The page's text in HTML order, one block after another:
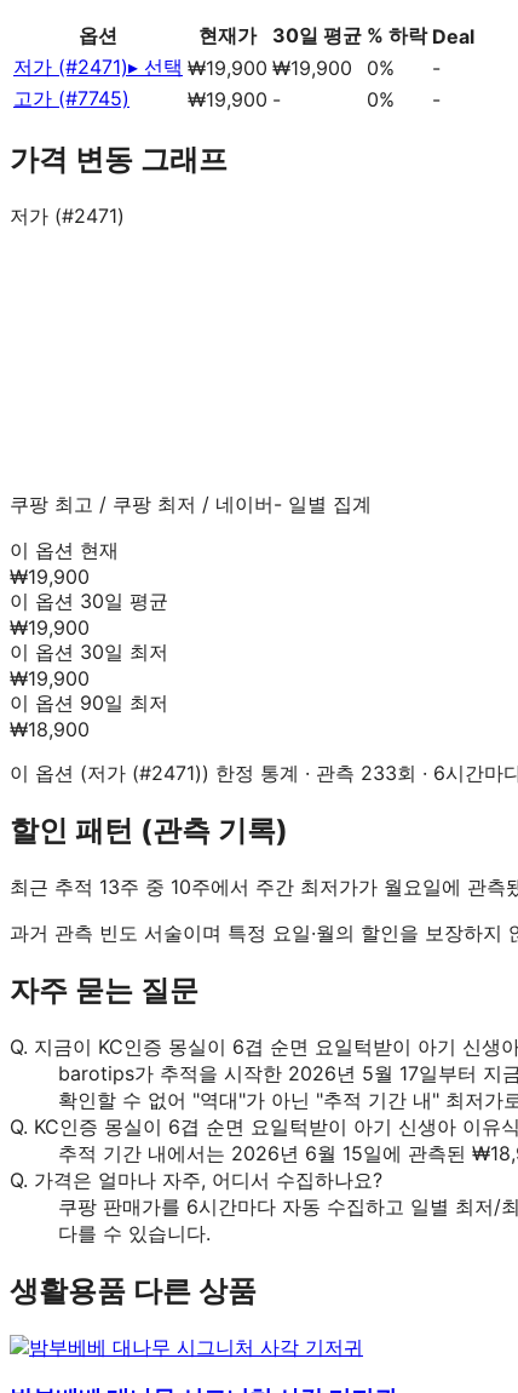
옵션 현재가 30일 평균 % 하락 Deal
저가 (#2471)▸ 선택 ₩19,900 ₩19,900 0%
-
고가 (#7745)
₩19,900 - 0% -
가격 변동 그래프
저가 (#2471)
쿠팡 최고 / 쿠팡 최저 / 네이버- 일별 집계
이 옵션 현재
₩19,900
이 옵션 30일 평균
₩19,900
이 옵션 30일 최저
₩19,900
이 옵션 90일 최저
₩18,900
이 옵션 (저가 (#2471)) 한정 통계 · 관측 233회 · 6시간마
할인 패턴 (관측 기록)
최근 추적 13주 중 10주에서 주간 최저가가 월요일에 관측
과거 관측 빈도 서술이며 특정 요일·월의 할인을 보장하지
자주 묻는 질문
Q. 지금이 KC인증 몽실이 6겹 순면 요일턱받이 아기 신생
barotips가 추적을 시작한 2026년 5월 17일부터
확인할 수 없어 "역대"가 아닌 "추적 기간 내" 최저가
Q. KC인증 몽실이 6겹 순면 요일턱받이 아기 신생아 이유
추적 기간 내에서는 2026년 6월 15일에 관측된
Q. 가격은 얼마나 자주, 어디서 수집하나요?
쿠팡 판매가를 6시간마다 자동 수집하고 일별 최저/
다를 수 있습니다.
생활용품 다른 상품